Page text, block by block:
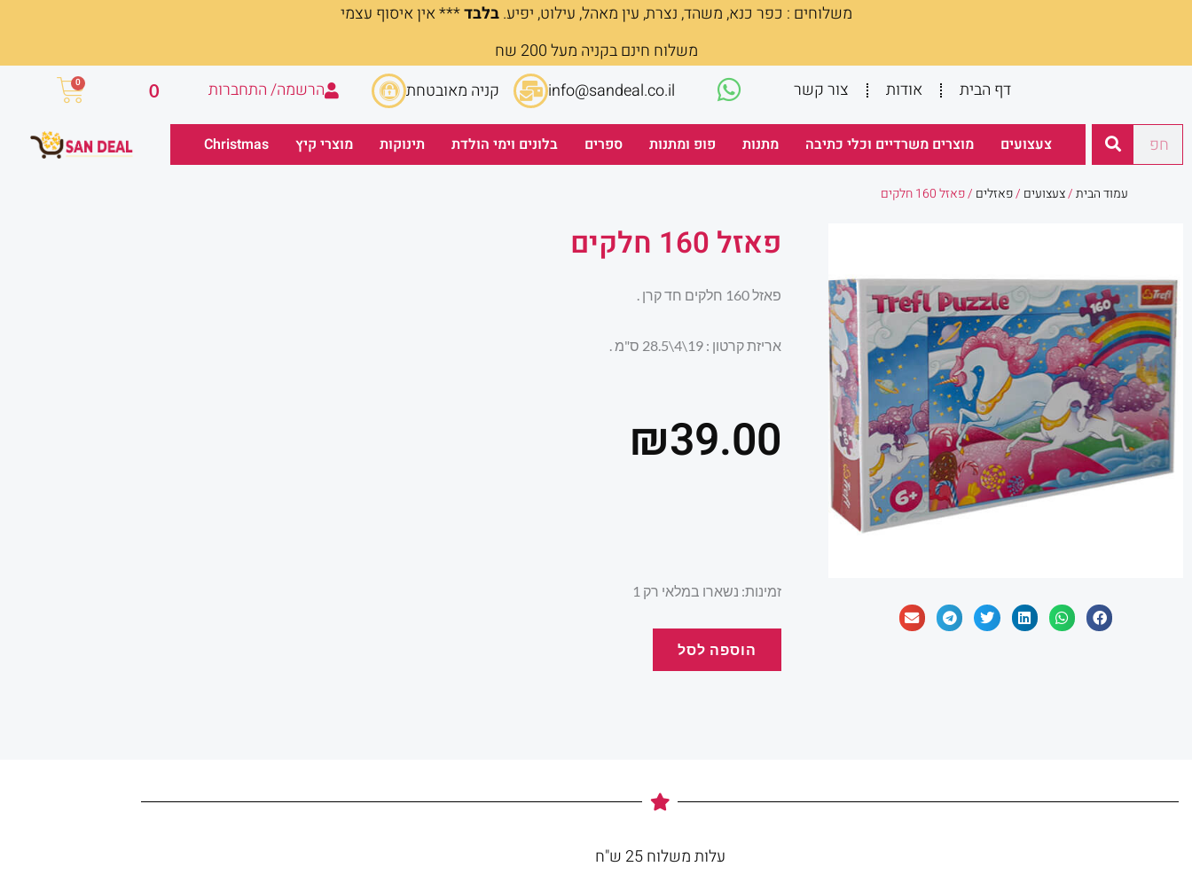
משלוחים : כפר כנא, משהד, נצרת, עין מאהל, עילוט, יפיע.בלבד*** אין איסוף עצמי
משלוח חינם בקניה מעל 200 שח
דף הבית
אודות צור קשר info@sandeal.co.il קניה מאובטחת הרשמה/ התחברות 0
0
עגלת
חיפוש צעצועים מוצרים משרדיים וכלי כתיבה מתנות פופ ומתנות ספרים בלונים וימי הולדת תינוקות מוצרי קיץ Christmas
עמוד הבית/צעצועים /פאזלים / פאזל 160 חלקים
פאזל 160 חלקים
פאזל 160 חלקים חד קרן .
אריזת קרטון : 19\4\28.5 ס"מ .
₪39.00
זמינות: נשארו במלאי רק 1
כמות
הוספה לסל
עלות משלוח 25 ש"ח